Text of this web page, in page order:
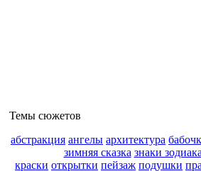
Темы сюжетов
абстракция ангелы архитектура
зимняя сказка знаки зодиака
краски открытки пейзаж подушки